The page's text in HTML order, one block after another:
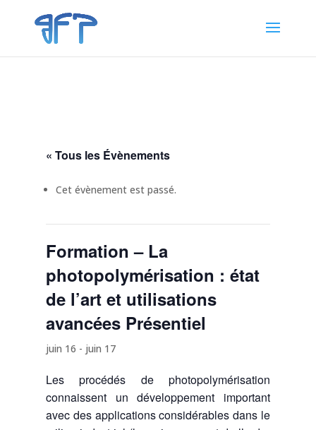
« Tous les Évènements
Cet évènement est passé.
Formation – La
photopolymérisation : état
de l’art et utilisations
avancées Présentiel
juin 16 - juin 17
Les procédés de photopolymérisation
connaissent un développement important
avec des applications considérables dans le